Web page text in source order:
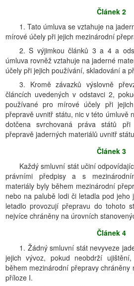
Článek 2
1. Tato úmluva se vztahuje na
mírové účely při jejich mezinárodní
2. S výjimkou článků 3 a 4 a
úmluva rovněž vztahuje na jaderné
účely při jejich používání, skladování a
3. Kromě závazků výslovně
článcích uvedených v odstavci 2,
používané pro mírové účely při
přepravě uvnitř státu, nic v této úmluvě
dotčena svrchovaná práva států
přepravě jaderných materiálů uvnitř
Článek 3
Každý smluvní stát učiní
právními předpisy a s
materiály byly během mezinárodní
nebo na palubě lodi či letadla pod jeho
letadlo provozují přepravu do tohoto
nejvíce chráněny na úrovních
Článek 4
1. Žádný smluvní stát nevyveze
jejich vývoz, pokud neobdrží
během mezinárodní přepravy chráněny
příloze I.